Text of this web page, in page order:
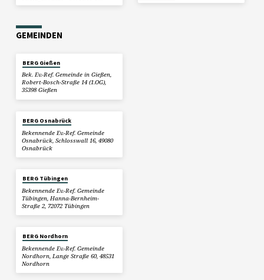
GEMEINDEN
BERG Gießen
Bek. Ev.-Ref. Gemeinde in Gießen,
Robert-Bosch-Straße 14 (1.OG),
35398 Gießen
BERG Osnabrück
Bekennende Ev.-Ref. Gemeinde
Osnabrück, Schlosswall 16, 49080
Osnabrück
BERG Tübingen
Bekennende Ev.-Ref. Gemeinde
Tübingen, Hanna-Bernheim-
Straße 2, 72072 Tübingen
BERG Nordhorn
Bekennende Ev.-Ref. Gemeinde
Nordhorn, Lange Straße 60, 48531
Nordhorn